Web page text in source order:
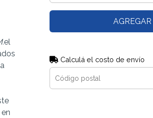
el
Calculá el costo de envío